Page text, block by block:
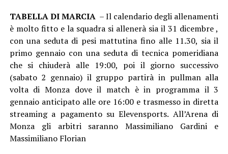
TABELLA DI MARCIA – Il calendario degli allenamenti
è molto fitto e la squadra si allenerà sia il 31 dicembre ,
con una seduta di pesi mattutina fino alle 11.30, sia il
primo gennaio con una seduta di tecnica pomeridiana
che si chiuderà alle 19:00, poi il giorno successivo
(sabato 2 gennaio) il gruppo partirà in pullman alla
volta di Monza dove il match è in programma il 3
gennaio anticipato alle ore 16:00 e trasmesso in diretta
streaming a pagamento su Elevensports. All’Arena di
Monza gli arbitri saranno Massimiliano Gardini e
Massimiliano Florian